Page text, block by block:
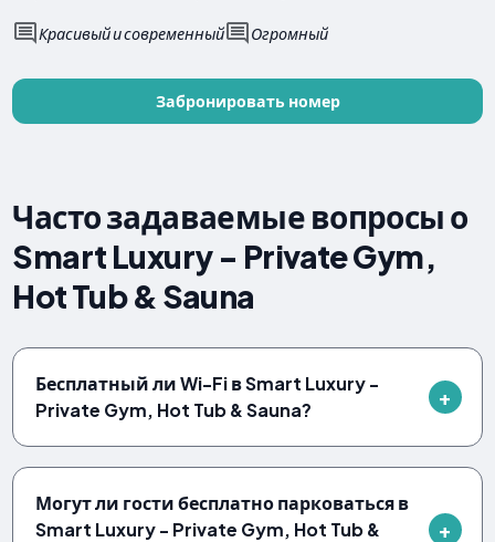
Красивый и современный Огромный
Забронировать номер
Часто задаваемые вопросы о
Smart Luxury - Private Gym,
Hot Tub & Sauna
Бесплатный ли Wi-Fi в Smart Luxury -
Private Gym, Hot Tub & Sauna?
Могут ли гости бесплатно парковаться в
Smart Luxury - Private Gym, Hot Tub &